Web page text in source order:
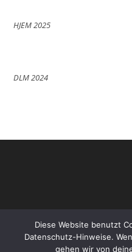
HJEM 2025
DLM 2024
Diese Website benutzt
Datenschutz-Hinweise.
gehen wir von